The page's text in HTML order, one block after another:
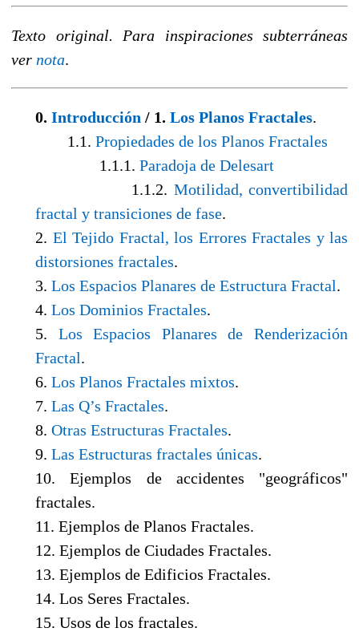
Texto original. Para inspiraciones subterráneas
ver nota.
0. Introducción / 1. Los Planos Fractales.
1.1. Propiedades de los Planos Fractales
1.1.1. Paradoja de Delesart
1.1.2. Motilidad, convertibilidad
fractal y transiciones de fase.
2. El Tejido Fractal, los Errores Fractales y las
distorsiones fractales.
3. Los Espacios Planares de Estructura Fractal.
4. Los Dominios Fractales.
5. Los Espacios Planares de Renderización
Fractal.
6. Los Planos Fractales mixtos.
7. Las Q’s Fractales.
8. Otras Estructuras Fractales.
9. Las Estructuras fractales únicas.
10. Ejemplos de accidentes "geográficos"
fractales.
11. Ejemplos de Planos Fractales.
12. Ejemplos de Ciudades Fractales.
13. Ejemplos de Edificios Fractales.
14. Los Seres Fractales.
15. Usos de los fractales.